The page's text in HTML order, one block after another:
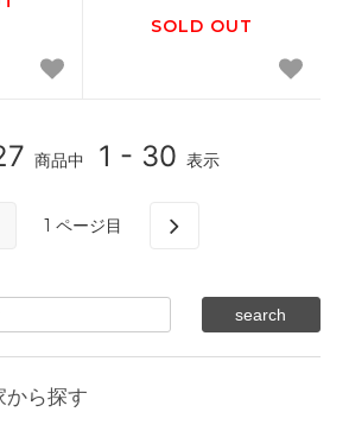
SOLD OUT
商品中 1 - 30 表示
1 ページ目
から探す